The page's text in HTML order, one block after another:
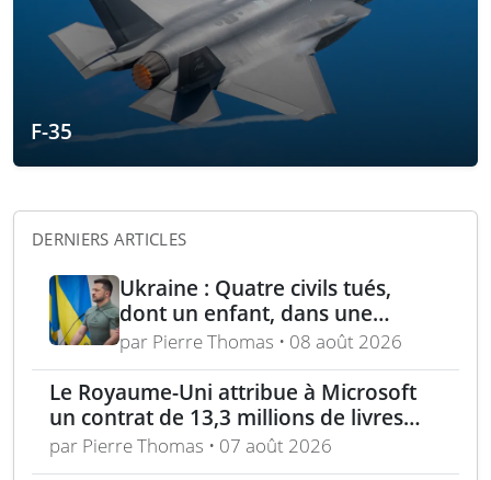
F-35
DERNIERS ARTICLES
Ukraine : Quatre civils tués,
dont un enfant, dans une
attaque russe par missile
balistique sur Kiev – Deux
raffineries russes visées par
l’Ukraine
par Pierre Thomas • 08 août 2026
Le Royaume-Uni attribue à Microsoft
un contrat de 13,3 millions de livres
pour l’analyse des menaces
par Pierre Thomas • 07 août 2026